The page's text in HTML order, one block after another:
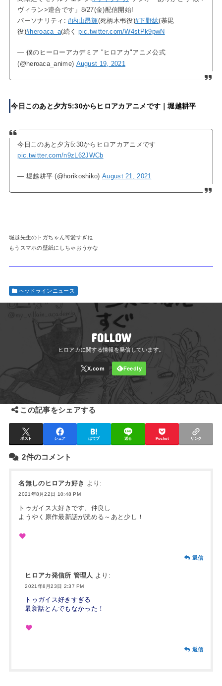
ヴィラン>連合です」8/27(金)配信開始!
パーソナリティ:#内山昂輝(死柄木弔役)#下野紘(荼毘
役)#heroaca_a(続くpic.twitter.com/W4stPk9pwN
— 僕のヒーローアカデミア "ヒロアカ"アニメ公式
(@heroaca_anime) August 19, 2021
今日このあと夕方5:30からヒロアカアニメです｜堀越耕平
今日このあと夕方5:30からヒロアカアニメです
pic.twitter.com/n9zL62JWCb
— 堀越耕平 (@horikoshiko) August 21, 2021
堀越先生のトガちゃん可愛すぎね
もうスマホの壁紙にしちゃおうかな
ヘッドラインニュース
FOLLOW
この記事をシェアする
ポスト シェア はてブ 送る Pocket リンク
2件のコメント
名無しのヒロアカ好き より:
2021年8月22日 10:48 PM
トゥガイス大好きです、仲良し
ようやく原作最新話が読める～あと少し！
返信
ヒロアカ発信所 管理人 より:
2021年8月23日 2:37 PM
トゥガイス好きすぎる
最新話とんでもなかった！
返信